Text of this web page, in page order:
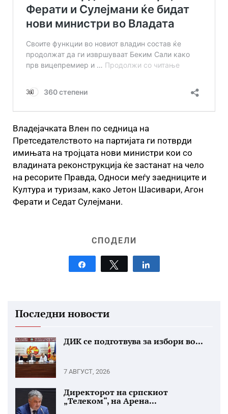
Владејачката Влен по седница на
Претседателството на партијата ги потврди
имињата на тројцата нови министри кои со
владината реконструкција ќе застанат на чело
на ресорите Правда, Односи меѓу заедниците и
Култура и туризам, како Јетон Шасивари, Агон
Ферати и Седат Сулејмани.
СПОДЕЛИ
Tweet
Последни новости
ДИК се подготвува за избори во...
7 АВГУСТ, 2026
Директорот на српскиот
„Телеком“, на Арена...